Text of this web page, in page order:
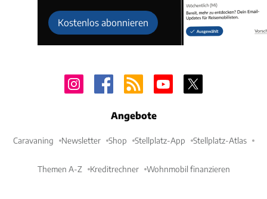
Kostenlos abonnieren
Angebote
Caravaning Newsletter Shop Stellplatz-App Stellplatz-Atlas
Themen A-Z Kreditrechner Wohnmobil finanzieren